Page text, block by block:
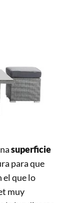
superficie
para que
el que lo
muy